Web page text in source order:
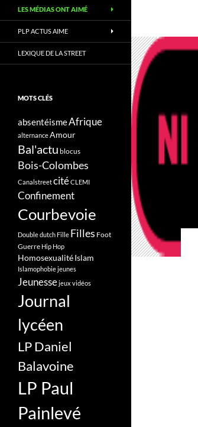
LES MÉDIAS ONT AIMÉ
PLP ACTUS AIME
LEXIQUE DE LA STREET
MOTS CLÉS
absentéismeAfrique
alternanceAmour
Bal'actu blocus
Bois-Colombes
CanalstreetcitéCLEMI
Confinement
Courbevoie
Double dutch Fille Filles Foot
Guerre Hip Hop
HomosexualitéIslam
Islamophobiejeunes
Jeunessejeux vidéos
Journal
lycéen
LP Daniel
Balavoine
LP Paul
Painlevé